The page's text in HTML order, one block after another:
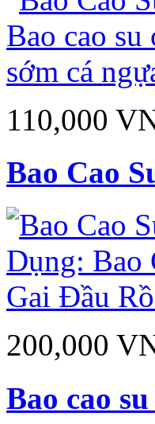
110,000
Bao Cao
200,000
Bao cao